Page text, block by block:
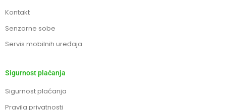
Kontakt
Senzorne sobe
Servis mobilnih uređaja
Sigurnost plaćanja
Sigurnost plaćanja
Pravila privatnosti